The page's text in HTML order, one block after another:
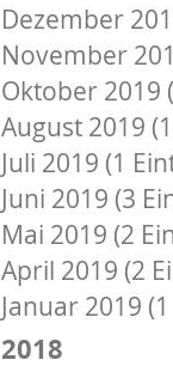
Dezember
November
Oktober 2019
August 2019
Juli 2019 (1
Juni 2019 (3
Mai 2019 (2
April 2019 (2
Januar 2019
2018